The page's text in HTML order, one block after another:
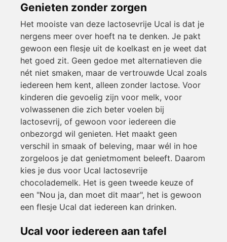
Genieten zonder zorgen
Het mooiste van deze lactosevrije Ucal is dat je
nergens meer over hoeft na te denken. Je pakt
gewoon een flesje uit de koelkast en je weet dat
het goed zit. Geen gedoe met alternatieven die
nét niet smaken, maar de vertrouwde Ucal zoals
iedereen hem kent, alleen zonder lactose. Voor
kinderen die gevoelig zijn voor melk, voor
volwassenen die zich beter voelen bij
lactosevrij, of gewoon voor iedereen die
onbezorgd wil genieten. Het maakt geen
verschil in smaak of beleving, maar wél in hoe
zorgeloos je dat genietmoment beleeft. Daarom
kies je dus voor Ucal lactosevrije
chocolademelk. Het is geen tweede keuze of
een "Nou ja, dan moet dit maar", het is gewoon
een flesje Ucal dat iedereen kan drinken.
Ucal voor iedereen aan tafel